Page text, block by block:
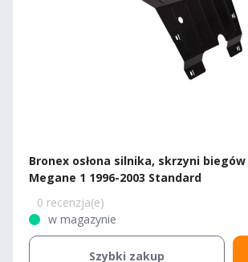
Bronex osłona silnika, skrzyni
Megane 1 1996-2003 Standard
0 recenzja(e)
w magazynie
Szybki zakup